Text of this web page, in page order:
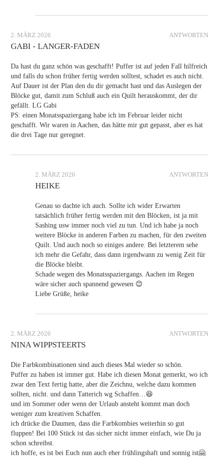
ANTWORTEN
2. MÄRZ 2026
GABI - LANGER-FADEN
Da hast du ganz schön was geschafft! Puffer ist auf jeden Fall hilfreich
und falls du schon früher fertig werden solltest, schadet es auch nicht.
Auf Dauer ist der Plan den du dir gemacht hast und das Auslegen der
Blöcke gut, damit zum Schluß auch ein Quilt herauskommt, der dir
gefällt. LG Gabi
PS: einen Monatsspaziergang habe ich im Februar leider nicht
geschafft. Wir waren in Aachen, das hätte mir gut gepasst, aber es hat
die drei Tage nur geregnet.
ANTWORTEN
2. MÄRZ 2026
HEIKE
Genau so dachte ich auch. Sollte ich wider Erwarten
tatsächlich früher fertig werden mit den Blöcken, ist ja mit
Sashing usw immer noch viel zu tun. Und ich habe ja noch
weitere Blöcke in anderen Farben zu machen, für den zweiten
Quilt. Und auch noch so einiges andere. Bei letzterem sehe
ich mehr die Gefahr, dass dann irgendwann zu wenig Zeit für
die Blöcke bleibt.
Schade wegen des Monatsspaziergangs. Aachen im Regen
wäre sicher auch spannend gewesen 😊
Liebe Grüße, heike
ANTWORTEN
2. MÄRZ 2026
NINA WIPPSTEERTS
Die Farbkombinationen sind auch dieses Mal wieder so schön.
Puffer zu haben ist immer gut. Habe ich diesen Monat gemerkt, wo ich
zwar den Text fertig hatte, aber die Zeichnu, welche dazu kommen
sollten, nicht. und dann Tatterich wg Schaffen…😆
und im Sommer oder wenn der Urlaub ansteht kommt man doch
weniger zum kreativen Schaffen.
ich drücke die Daumen, dass die Farbkombies weiterhin so gut
fluppen! Bei 100 Stück ist das sicher nicht immer einfach, wie Du ja
schon schreibst.
ich hoffe, es ist bei Euch nun auch eher frühlingshaft und sonnig ist🤗